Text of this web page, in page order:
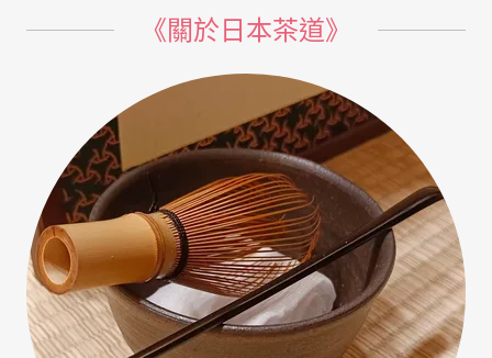
《關於日本茶道》